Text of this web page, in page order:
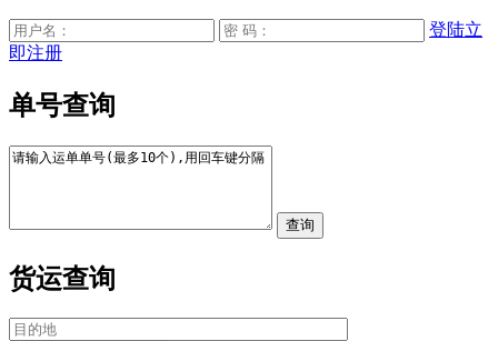
登陆立
即注册
单号查询
货运查询